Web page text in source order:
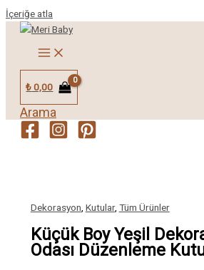
İçeriğe atla
₺0,00
Arama
Dekorasyon Kutular, Tüm Ürünler
Küçük Boy Yeşil
Odası Düzenleme